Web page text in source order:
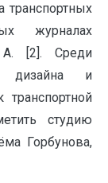
транспортных
журналах
[2]. Среди
дизайна и
студию
Горбунова,